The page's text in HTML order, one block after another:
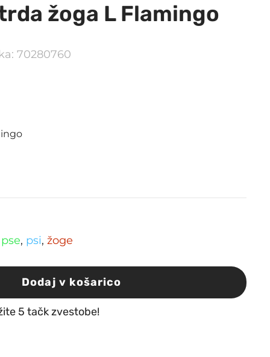
žoga L Flamingo
70280760
, psi, žoge
Dodaj v košarico
5 tačk zvestobe!